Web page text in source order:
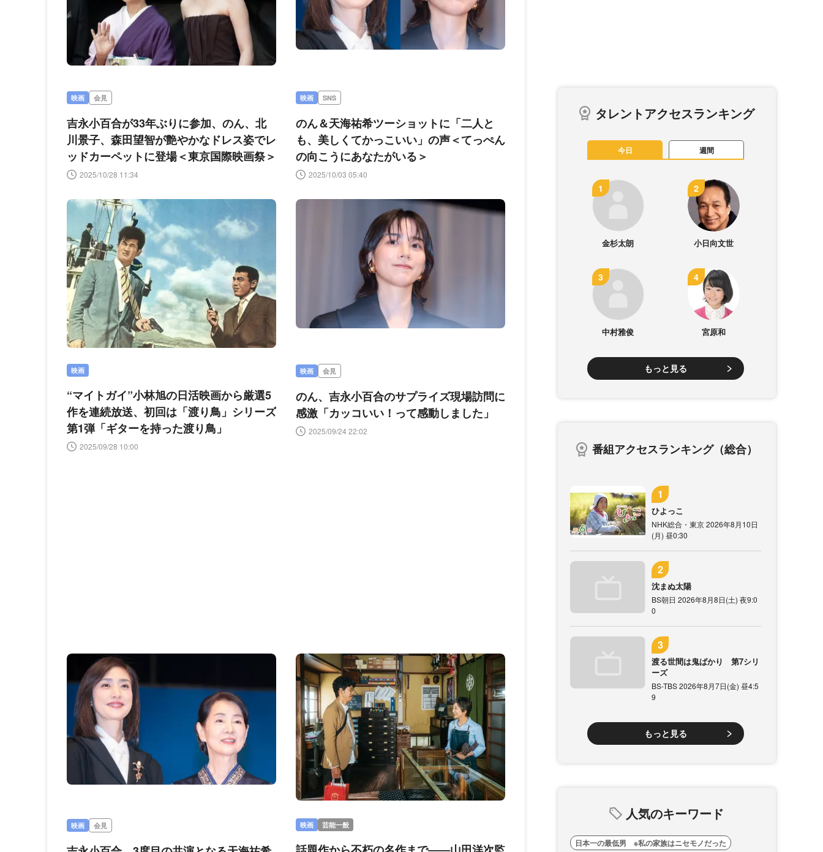
映画 会見
吉永小百合が33年ぶりに参加、のん、北
川景子、森田望智が艶やかなドレス姿でレ
ッドカーペットに登場＜東京国際映画祭＞
2025/10/28 11:34
映画 SNS
のん＆天海祐希ツーショットに「二人と
も、美しくてかっこいい」の声＜てっぺん
の向こうにあなたがいる＞
2025/10/03 05:40
映画
“マイトガイ”小林旭の日活映画から厳選5
作を連続放送、初回は「渡り鳥」シリーズ
第1弾「ギターを持った渡り鳥」
2025/09/28 10:00
映画 会見
のん、吉永小百合のサプライズ現場訪問に
感激「カッコいい！って感動しました」
2025/09/24 22:02
映画 会見 映画 芸能一般
タレントアクセスランキング
今日 週間
金杉太朗 小日向文世
中村雅俊 宮原和
もっと見る
番組アクセスランキング（総合）
ひよっこ
NHK総合・東京 2026年8月10日
(月) 昼0:30
沈まぬ太陽
BS朝日 2026年8月8日(土) 夜9:0
0
渡る世間は鬼ばかり 第7シリ
ーズ
BS-TBS 2026年8月7日(金) 昼4:5
9
もっと見る
人気のキーワード
日本一の最低男 ※私の家族はニセモノだった